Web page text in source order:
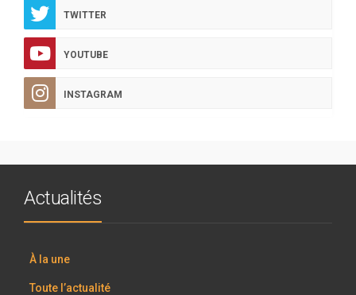
TWITTER
YOUTUBE
INSTAGRAM
Actualités
À la une
Toute l’actualité